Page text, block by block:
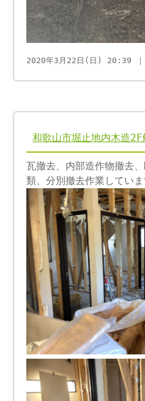
2020年3月22日(日) 20:39 ｜
和歌山市堀止地内木造
瓦撤去、内部造作物撤去
類、分別撤去作業していま